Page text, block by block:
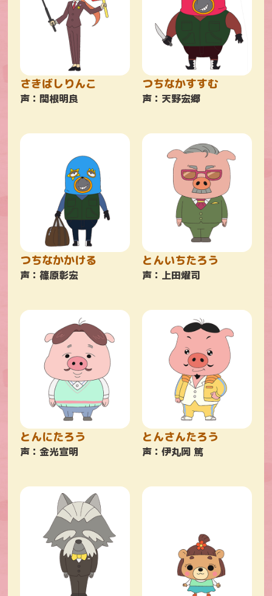
さきばしりんこ
声：関根明良
つちなかすすむ
声：天野宏郷
つちなかかける
声：篠原彰宏
とんいちたろう
声：上田燿司
とんにたろう
声：金光宣明
とんさんたろう
声：伊丸岡 篤